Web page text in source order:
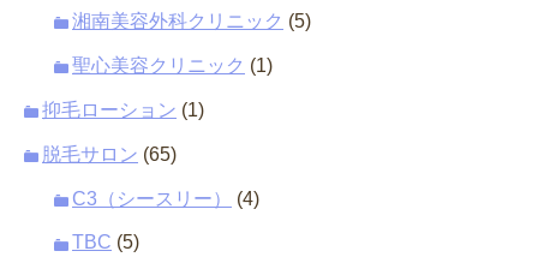
湘南美容外科クリニック (5)
聖心美容クリニック (1)
抑毛ローション (1)
脱毛サロン (65)
C3（シースリー） (4)
TBC (5)